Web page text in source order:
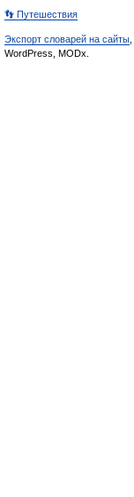
👣 Путешествия
Экспорт словарей на сайты
WordPress, MODx.